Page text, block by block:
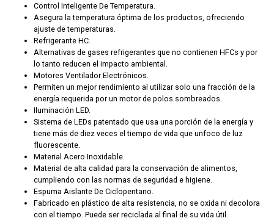
Control Inteligente De Temperatura.
Asegura la temperatura óptima de los productos, ofreciendo
ajuste de temperaturas.
Refrigerante HC.
Alternativas de gases refrigerantes que no contienen HFCs y por
lo tanto reducen el impacto ambiental.
Motores Ventilador Electrónicos.
Permiten un mejor rendimiento al utilizar solo una fracción de la
energía requerida por un motor de polos sombreados.
Iluminación LED.
Sistema de LEDs patentado que usa una porción de la energía y
tiene más de diez veces el tiempo de vida que unfoco de luz
fluorescente.
Material Acero Inoxidable.
Material de alta calidad para la conservación de alimentos,
cumpliendo con las normas de seguridad e higiene.
Espuma Aislante De Ciclopentano.
Fabricado en plástico de alta resistencia, no se oxida ni decolora
con el tiempo. Puede ser reciclada al final de su vida útil.